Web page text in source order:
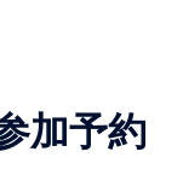
加予約